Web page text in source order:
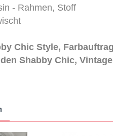
- Rahmen, Stoff
Chic Style,
Shabby Chic,